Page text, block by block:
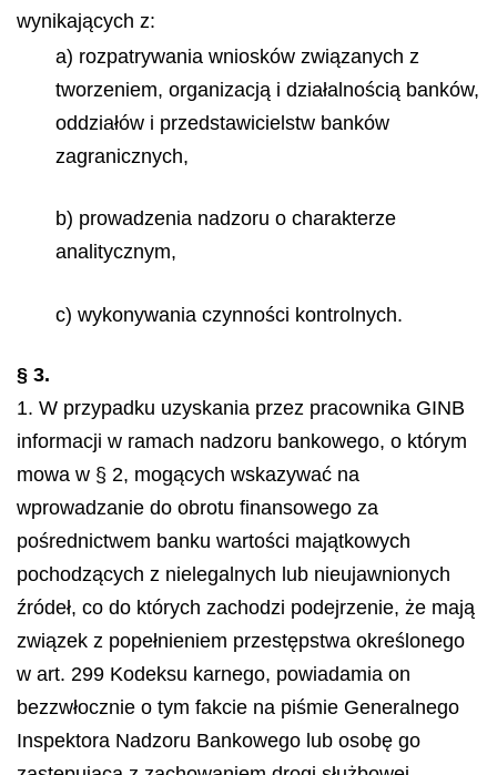
wynikających z:
a) rozpatrywania wniosków związanych z
tworzeniem, organizacją i działalnością banków,
oddziałów i przedstawicielstw banków
zagranicznych,
b) prowadzenia nadzoru o charakterze
analitycznym,
c) wykonywania czynności kontrolnych.
§ 3.
1. W przypadku uzyskania przez pracownika GINB
informacji w ramach nadzoru bankowego, o którym
mowa w § 2, mogących wskazywać na
wprowadzanie do obrotu finansowego za
pośrednictwem banku wartości majątkowych
pochodzących z nielegalnych lub nieujawnionych
źródeł, co do których zachodzi podejrzenie, że mają
związek z popełnieniem przestępstwa określonego
w art. 299 Kodeksu karnego, powiadamia on
bezzwłocznie o tym fakcie na piśmie Generalnego
Inspektora Nadzoru Bankowego lub osobę go